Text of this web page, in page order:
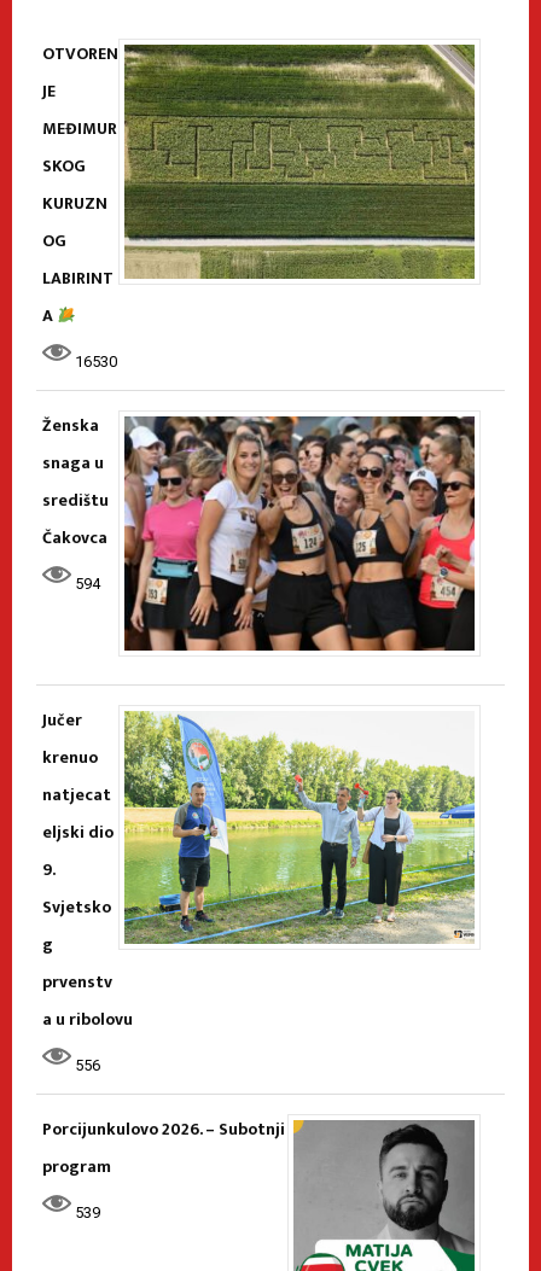
OTVOREN
JE
MEĐIMUR
SKOG
KURUZN
OG
LABIRINT
A
16530
Ženska
snaga u
središtu
Čakovca
594
Jučer
krenuo
natjecat
eljski dio
9.
Svjetsko
g
prvenstv
a u ribolovu
556
Porcijunkulovo 2026. – Subotnji
program
539